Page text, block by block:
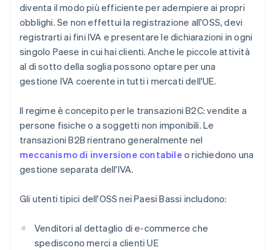
diventa il modo più efficiente per adempiere ai propri
obblighi. Se non effettui la registrazione all'OSS, devi
registrarti ai fini IVA e presentare le dichiarazioni in ogni
singolo Paese in cui hai clienti. Anche le piccole attività
al di sotto della soglia possono optare per una
gestione IVA coerente in tutti i mercati dell'UE.
Il regime è concepito per le transazioni B2C: vendite a
persone fisiche o a soggetti non imponibili. Le
transazioni B2B rientrano generalmente nel
meccanismo di inversione contabile o richiedono una
gestione separata dell'IVA.
Gli utenti tipici dell'OSS nei Paesi Bassi includono:
Venditori al dettaglio di e-commerce che
spediscono merci a clienti UE